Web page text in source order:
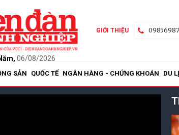
06/08/2026
GIỚI THIỆU
SẢN QUỐC TẾ NGÂN HÀNG - CHỨNG KHOÁN DU